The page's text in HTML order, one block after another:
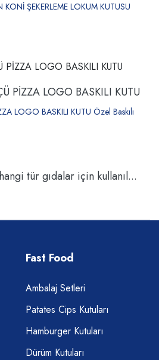
KONİ ŞEKERLEME LOKUM KUTUSU
PİZZA LOGO BASKILI KUTU
LOGO BASKILI KUTU Özel Baskılı
tür gıdalar için kullanıl...
Fast Food
Ambalaj Setleri
Patates Cips Kutuları
Hamburger Kutuları
Dürüm Kutuları